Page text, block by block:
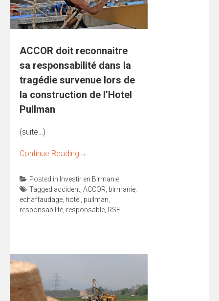
ACCOR doit reconnaitre
sa responsabilité dans la
tragédie survenue lors de
la construction de l’Hotel
Pullman
(suite…)
Continue Reading →
Posted in Investir en Birmanie
Tagged accident ACCOR birmanie
echaffaudage hotel pullman
responsabilité responsable RSE